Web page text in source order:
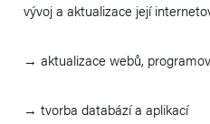
vývoj a aktualizace její
→ aktualizace webů,
→ tvorba databází a aplikací